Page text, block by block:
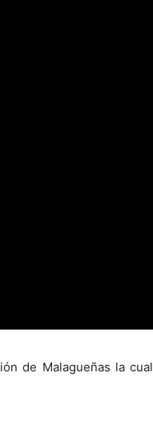
de Malagueñas la cual